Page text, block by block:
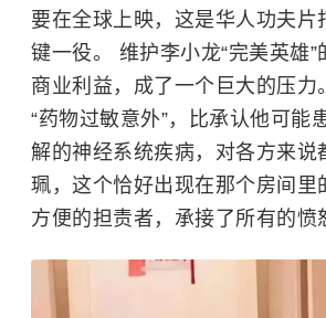
要在全球上映，这是华人功夫片
键一役。 维护李小龙“完美英雄”
商业利益，成了一个巨大的压力
“药物过敏意外”，比承认他可能
解的神经系统疾病，对各方来说
珮，这个恰好出现在那个房间里
方便的担责者，承接了所有的愤